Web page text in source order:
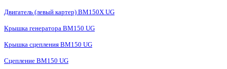
Двигатель (левый картер) BM150X UG
Крышка генератора BM150 UG
Крышка сцепления BM150 UG
Сцепление BM150 UG